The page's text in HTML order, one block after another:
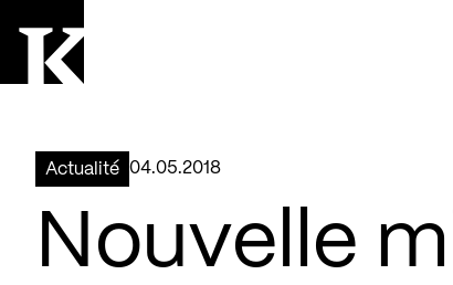
Actualité 04.05.2018
Nouvelle